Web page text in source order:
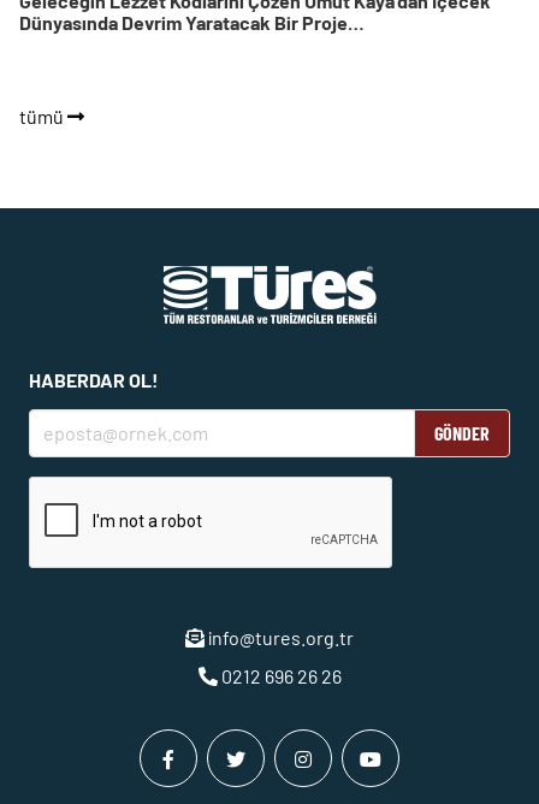
Dünyasında Devrim Yaratacak Bir Proje…
tümü
HABERDAR OL!
GÖNDER
info@tures.org.tr
0212 696 26 26